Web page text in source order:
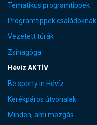
Tematikus programtippek
Programtippek családoknak
Vezetett túrák
Zsinagóga
Hévíz AKTÍV
Be sporty in Hévíz
Kerékpáros útvonalak
Minden, ami mozgás